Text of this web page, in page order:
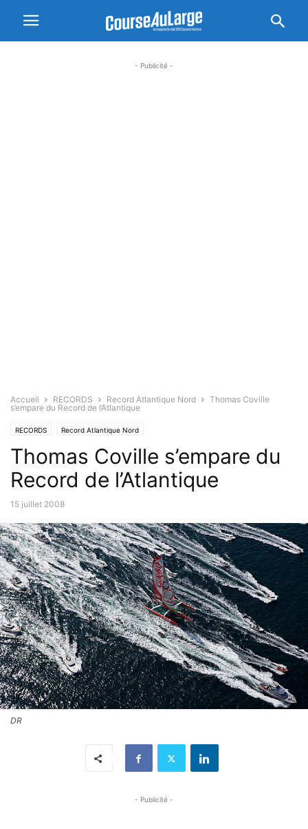
- Publicité -
Accueil RECORDS Record Atlantique Nord
Thomas Coville
s’empare du Record de l’Atlantique
RECORDS Record Atlantique Nord
Thomas Coville s’empare du
Record de l’Atlantique
15 juillet 2008
DR
- Publicité -